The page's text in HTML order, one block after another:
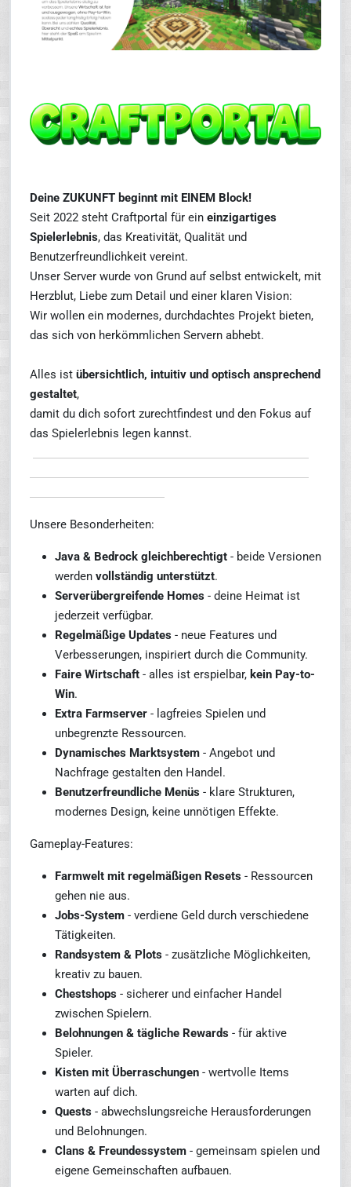
Deine ZUKUNFT beginnt mit EINEM Block!
Seit 2022 steht Craftportal für ein einzigartiges
Spielerlebnis, das Kreativität, Qualität und
Benutzerfreundlichkeit vereint.
Unser Server wurde von Grund auf selbst entwickelt, mit
Herzblut, Liebe zum Detail und einer klaren Vision:
Wir wollen ein modernes, durchdachtes Projekt bieten,
das sich von herkömmlichen Servern abhebt.
Alles ist übersichtlich, intuitiv und optisch ansprechend
gestaltet,
damit du dich sofort zurechtfindest und den Fokus auf
das Spielerlebnis legen kannst.
Unsere Besonderheiten:
Java & Bedrock gleichberechtigt - beide Versionen
werden vollständig unterstützt.
Serverübergreifende Homes - deine Heimat ist
jederzeit verfügbar.
Regelmäßige Updates - neue Features und
Verbesserungen, inspiriert durch die Community.
Faire Wirtschaft - alles ist erspielbar, kein Pay-to-
Win.
Extra Farmserver - lagfreies Spielen und
unbegrenzte Ressourcen.
Dynamisches Marktsystem - Angebot und
Nachfrage gestalten den Handel.
Benutzerfreundliche Menüs - klare Strukturen,
modernes Design, keine unnötigen Effekte.
Gameplay-Features:
Farmwelt mit regelmäßigen Resets - Ressourcen
gehen nie aus.
Jobs-System - verdiene Geld durch verschiedene
Tätigkeiten.
Randsystem & Plots - zusätzliche Möglichkeiten,
kreativ zu bauen.
Chestshops - sicherer und einfacher Handel
zwischen Spielern.
Belohnungen & tägliche Rewards - für aktive
Spieler.
Kisten mit Überraschungen - wertvolle Items
warten auf dich.
Quests - abwechslungsreiche Herausforderungen
und Belohnungen.
Clans & Freundessystem - gemeinsam spielen und
eigene Gemeinschaften aufbauen.